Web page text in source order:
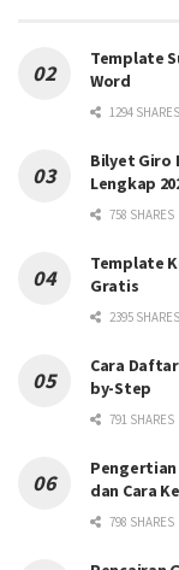
Template
Word
1294 SHARES
Bilyet Giro
Lengkap
758 SHARES
Template
Gratis
2395 SHARES
Cara
by-Step
791 SHARES
dan Cara
798 SHARES